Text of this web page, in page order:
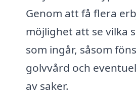
Genom att få flera
möjlighet att se vilka
som ingår, såsom
golvvård och
av saker.